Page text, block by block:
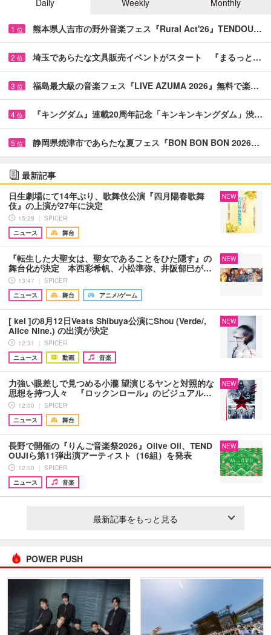
1 位 熊本県人吉市の野外音楽フェス『Rural Act'26』TENDOU…
2 位 埼玉であらたな文具販売イベントがスタート 『まるっと…
3 位 福島最大級の音楽フェス『LIVE AZUMA 2026』無料で楽…
4 位 『キングダム』連載20周年記念「キンキンキングダム」渋…
5 位 静岡県焼津市であらたな夏フェス『BON BON BON 2026…
最新記事
日生劇場にて14年ぶり、歌舞伎公演『四月陽春歌舞
伎』の上演が27年に決定
15:29 ｜ SPICER
ニュース
舞台
NEW
『転生した大聖女は、聖女であることをひた隠す』の
舞台化が決定 本西彩希帆、小松準弥、井阪郁巳が…
13:47 ｜ SPICER
ニュース
舞台 アニメ/ゲーム
NEW
[ kei ]の8月12日Veats Shibuya公演にShou (Verde/,
Alice Nine.) の出演が決定
12:31 ｜ SPICER
ニュース
動画 音楽
NEW
力強い眼差しで見つめる小瀧 望演じるヤンと対照的な
思想を持つ人々 『ロックンロール』のビジュアル…
12:00 ｜ SPICER
ニュース
舞台
NEW
長野で開催の『りんご音楽祭2026』Olive Oil、TEND
OUJIら第11弾出演アーティスト（16組）を発表
12:00 ｜ SPICER
ニュース
音楽
NEW
最新記事をもっと見る
POWER PUSH